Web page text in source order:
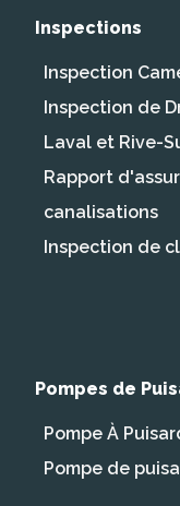
Inspections
Inspection
Inspection de
Laval et Rive-
Rapport
canalisations
Inspection de
Pompes de
Pompe À
Pompe de